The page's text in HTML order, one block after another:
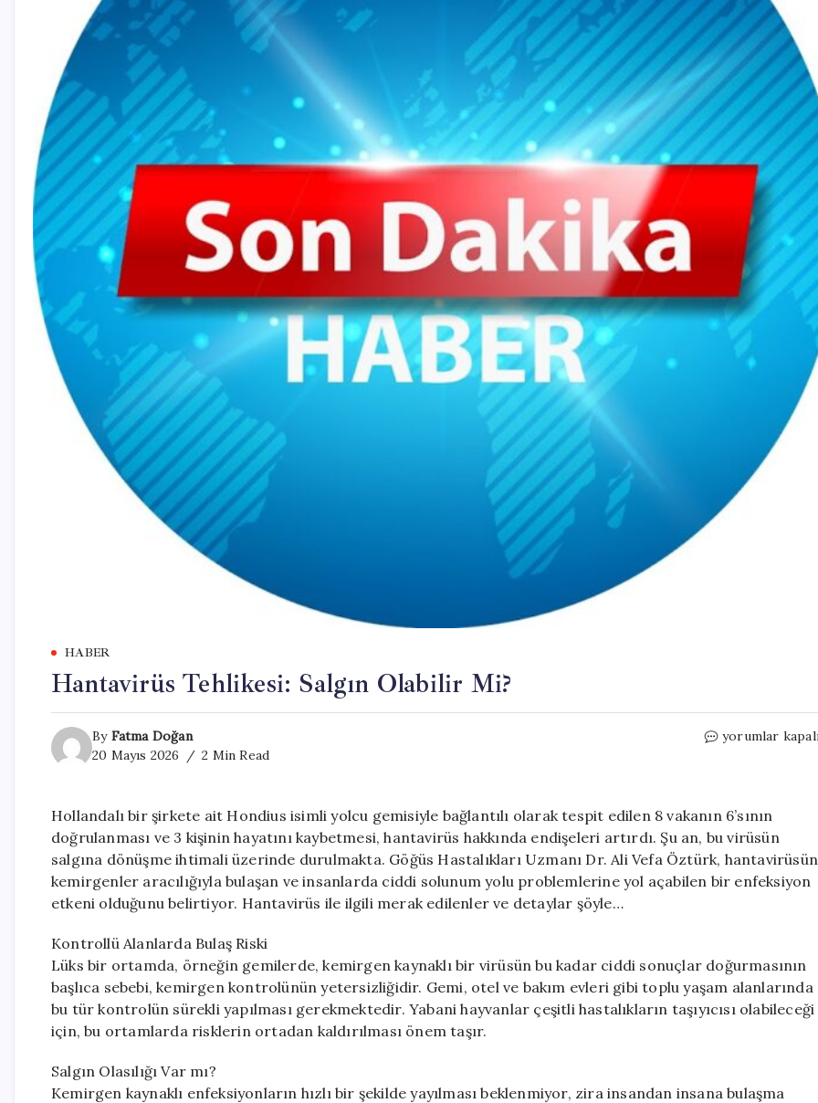
HABER
Hantavirüs Tehlikesi: Salgın Olabilir Mi?
By Fatma Doğan
20 Mayıs 2026
2 Min Read
Hantavirüs
Mi?
için
yorumlar
Hollandalı bir şirkete ait Hondius isimli yolcu gemisiyle bağlantılı olarak tespit edilen 8 vakanın 6’sının
doğrulanması ve 3 kişinin hayatını kaybetmesi, hantavirüs hakkında endişeleri artırdı. Şu an, bu virüsün
salgına dönüşme ihtimali üzerinde durulmakta. Göğüs Hastalıkları Uzmanı Dr. Ali Vefa Öztürk, hantavirüsün
kemirgenler aracılığıyla bulaşan ve insanlarda ciddi solunum yolu problemlerine yol açabilen bir enfeksiyon
etkeni olduğunu belirtiyor. Hantavirüs ile ilgili merak edilenler ve detaylar şöyle…
Kontrollü Alanlarda Bulaş Riski
Lüks bir ortamda, örneğin gemilerde, kemirgen kaynaklı bir virüsün bu kadar ciddi sonuçlar doğurmasının
başlıca sebebi, kemirgen kontrolünün yetersizliğidir. Gemi, otel ve bakım evleri gibi toplu yaşam alanlarında
bu tür kontrolün sürekli yapılması gerekmektedir. Yabani hayvanlar çeşitli hastalıkların taşıyıcısı olabileceği
için, bu ortamlarda risklerin ortadan kaldırılması önem taşır.
Salgın Olasılığı Var mı?
Kemirgen kaynaklı enfeksiyonların hızlı bir şekilde yayılması beklenmiyor, zira insandan insana bulaşma